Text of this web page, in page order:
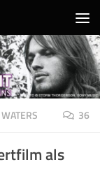
36
als